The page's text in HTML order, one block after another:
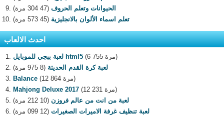
الحيوانات وتعلم الحروف (47 304 مرة)
تعلم اسماء الألوان بالانجليزية (45 573 مرة)
احدث الالعاب
لعبة ببجي للموبايل html5
(6 755 مرة)
لعبة كرة القدم الحديثة (8 975 مرة)
Balance
(12 864 مرة)
Mahjong Deluxe 2017
(12 231 مرة)
لعبة من انت من عالم فروزن (10 212 مرة)
لعبة تنظيف غرفة الاميرات الصغيرات (12 099 مرة)